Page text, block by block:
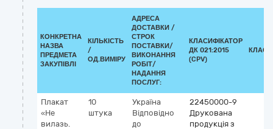
КОНКРЕТНА
НАЗВА
ПРЕДМЕТА
ЗАКУПІВЛІ
КІЛЬКІСТЬ
/
ОД.ВИМІРУ
АДРЕСА
ДОСТАВКИ /
СТРОК
ПОСТАВКИ/
ВИКОНАННЯ
РОБІТ/
НАДАННЯ
ПОСЛУГ:
КЛАСИФІКАТОР
ДК 021:2015
(CPV)
Плакат
«Не
вилазь.
10
штука
Україна
Відповідно
до
22450000-9
Друкована
продукція з